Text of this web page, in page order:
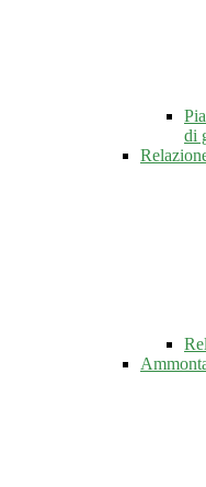
di